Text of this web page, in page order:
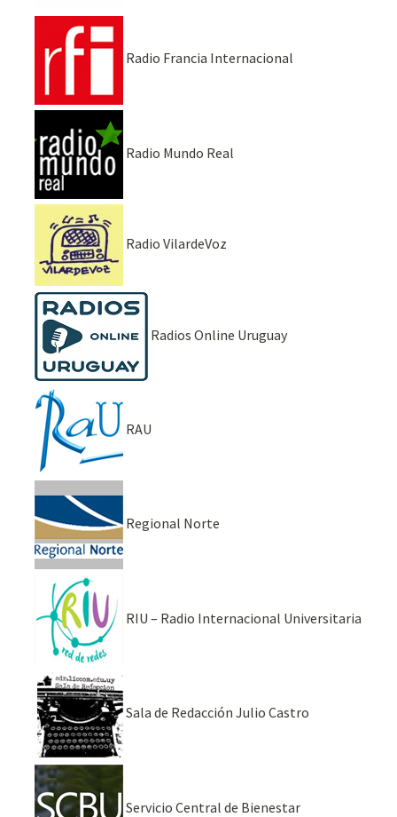
Radio Francia Internacional
Radio Mundo Real
Radio VilardeVoz
Radios Online Uruguay
RAU
Regional Norte
RIU – Radio Internacional Universitaria
Sala de Redacción Julio Castro
Servicio Central de Bienestar